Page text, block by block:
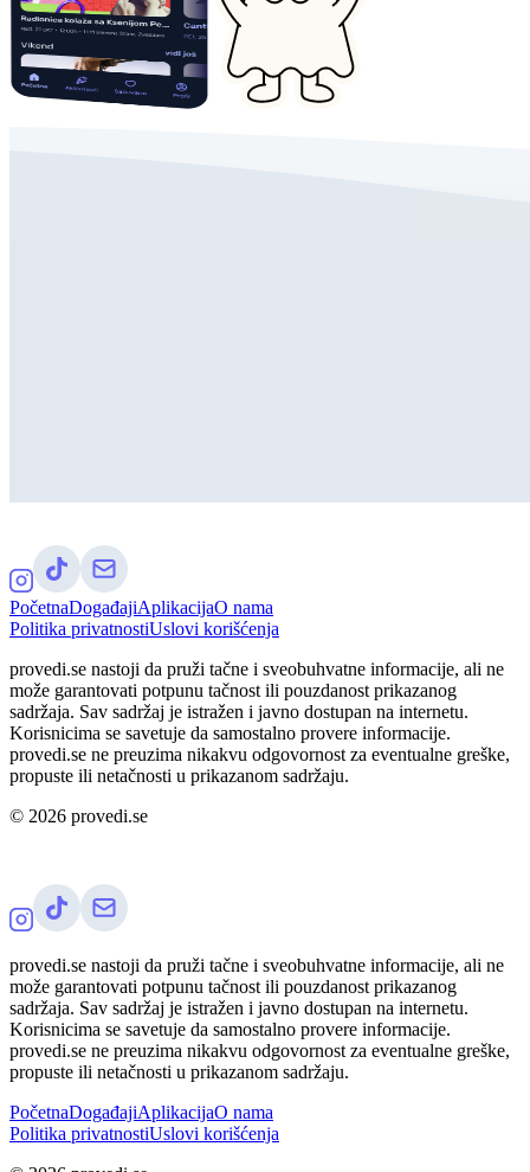
PočetnaDogađajiAplikacijaO nama
Politika privatnostiUslovi korišćenja
provedi.se nastoji da pruži tačne i sveobuhvatne informacije, ali ne
može garantovati potpunu tačnost ili pouzdanost prikazanog
sadržaja. Sav sadržaj je istražen i javno dostupan na internetu.
Korisnicima se savetuje da samostalno provere informacije.
provedi.se ne preuzima nikakvu odgovornost za eventualne greške,
propuste ili netačnosti u prikazanom sadržaju.
© 2026 provedi.se
provedi.se nastoji da pruži tačne i sveobuhvatne informacije, ali ne
može garantovati potpunu tačnost ili pouzdanost prikazanog
sadržaja. Sav sadržaj je istražen i javno dostupan na internetu.
Korisnicima se savetuje da samostalno provere informacije.
provedi.se ne preuzima nikakvu odgovornost za eventualne greške,
propuste ili netačnosti u prikazanom sadržaju.
PočetnaDogađajiAplikacijaO nama
Politika privatnostiUslovi korišćenja